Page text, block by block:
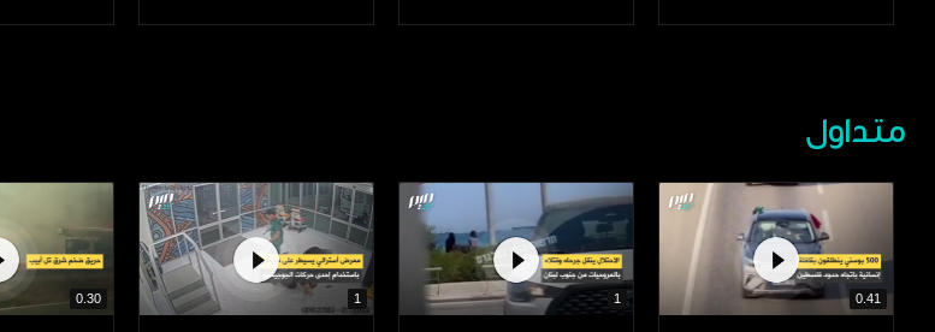
متداول
0.41
1
1
0.30